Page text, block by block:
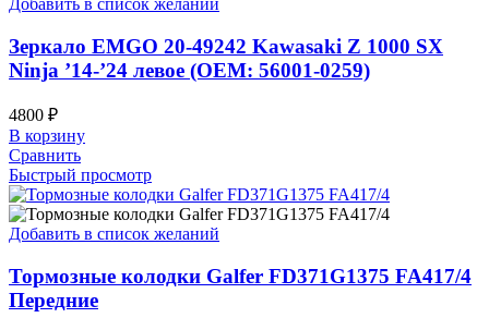
Зеркало EMGO 20-49242 Kawasaki Z 1000 SX
Ninja ’14-’24 левое (OEM: 56001-0259)
4800 ₽
В корзину
Сравнить
Быстрый просмотр
Добавить в список желаний
Тормозные колодки Galfer FD371G1375 FA417/4
Передние